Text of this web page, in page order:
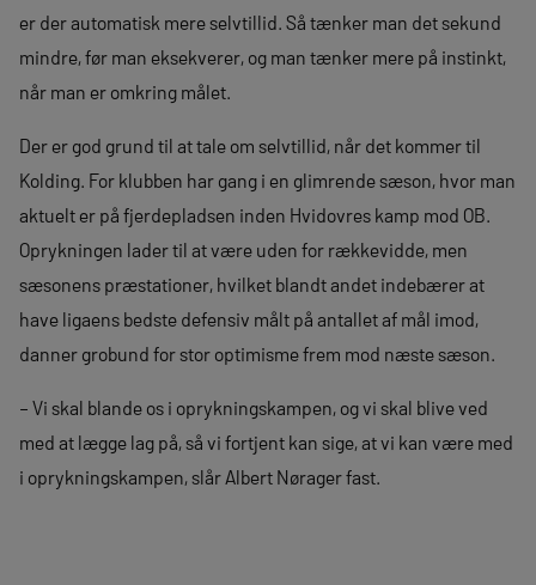
er der automatisk mere selvtillid. Så tænker man det sekund
mindre, før man eksekverer, og man tænker mere på instinkt,
når man er omkring målet.
Der er god grund til at tale om selvtillid, når det kommer til
Kolding. For klubben har gang i en glimrende sæson, hvor man
aktuelt er på fjerdepladsen inden Hvidovres kamp mod OB.
Oprykningen lader til at være uden for rækkevidde, men
sæsonens præstationer, hvilket blandt andet indebærer at
have ligaens bedste defensiv målt på antallet af mål imod,
danner grobund for stor optimisme frem mod næste sæson.
– Vi skal blande os i oprykningskampen, og vi skal blive ved
med at lægge lag på, så vi fortjent kan sige, at vi kan være med
i oprykningskampen, slår Albert Nørager fast.